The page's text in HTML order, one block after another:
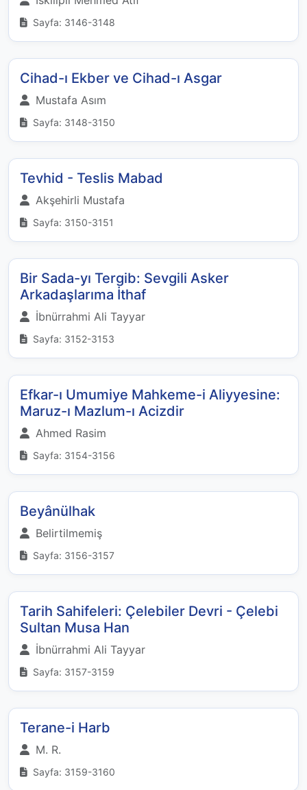
Sayfa: 3146-3148
Cihad-ı Ekber ve Cihad-ı Asgar
Mustafa Asım
Sayfa: 3148-3150
Tevhid - Teslis Mabad
Akşehirli Mustafa
Sayfa: 3150-3151
Bir Sada-yı Tergib: Sevgili Asker
Arkadaşlarıma İthaf
İbnürrahmi Ali Tayyar
Sayfa: 3152-3153
Efkar-ı Umumiye Mahkeme-i Aliyyesine:
Maruz-ı Mazlum-ı Acizdir
Ahmed Rasim
Sayfa: 3154-3156
Beyânülhak
Belirtilmemiş
Sayfa: 3156-3157
Tarih Sahifeleri: Çelebiler Devri - Çelebi
Sultan Musa Han
İbnürrahmi Ali Tayyar
Sayfa: 3157-3159
Terane-i Harb
M. R.
Sayfa: 3159-3160